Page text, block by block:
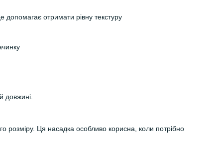
допомагає отримати рівну текстуру
довжині.
розміру. Ця насадка особливо корисна, коли потрібно